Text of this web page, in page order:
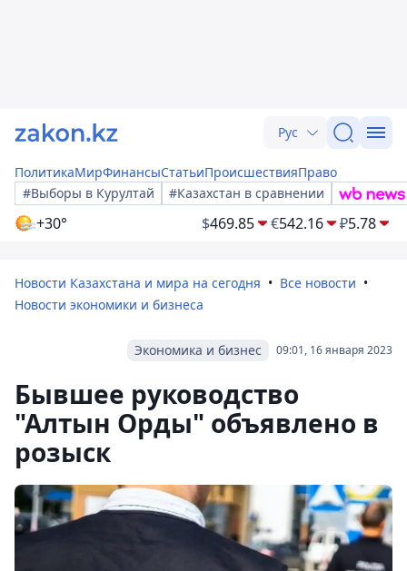
Рус
ПолитикаМирФинансыСтатьиПроисшествияПраво
#Выборы в Курултай
#Казахстан в сравнении
+30° $469.85 €542.16 ₽5.78
Новости Казахстана и мира на сегодня
Все новости
Новости экономики и бизнеса
09:01, 16 января 2023
Экономика и бизнес
Бывшее руководство
"Алтын Орды" объявлено в
розыск